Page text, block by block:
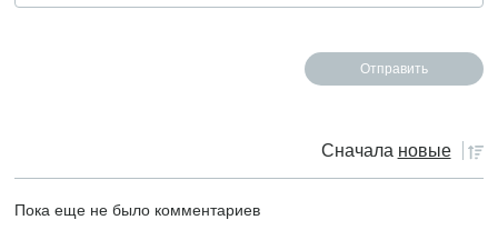
Сначала новые
Пока еще не было комментариев